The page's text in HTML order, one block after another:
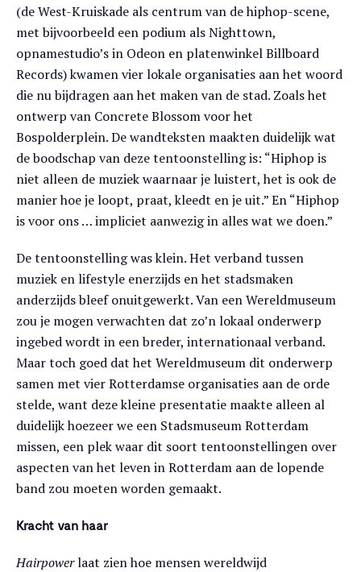
(de West-Kruiskade als centrum van de hiphop-scene,
met bijvoorbeeld een podium als Nighttown,
opnamestudio’s in Odeon en platenwinkel Billboard
Records) kwamen vier lokale organisaties aan het woord
die nu bijdragen aan het maken van de stad. Zoals het
ontwerp van Concrete Blossom voor het
Bospolderplein. De wandteksten maakten duidelijk wat
de boodschap van deze tentoonstelling is: “Hiphop is
niet alleen de muziek waarnaar je luistert, het is ook de
manier hoe je loopt, praat, kleedt en je uit.” En “Hiphop
is voor ons … impliciet aanwezig in alles wat we doen.”
De tentoonstelling was klein. Het verband tussen
muziek en lifestyle enerzijds en het stadsmaken
anderzijds bleef onuitgewerkt. Van een Wereldmuseum
zou je mogen verwachten dat zo’n lokaal onderwerp
ingebed wordt in een breder, internationaal verband.
Maar toch goed dat het Wereldmuseum dit onderwerp
samen met vier Rotterdamse organisaties aan de orde
stelde, want deze kleine presentatie maakte alleen al
duidelijk hoezeer we een Stadsmuseum Rotterdam
missen, een plek waar dit soort tentoonstellingen over
aspecten van het leven in Rotterdam aan de lopende
band zou moeten worden gemaakt.
Kracht van haar
Hairpowerlaat zien hoe mensen wereldwijd